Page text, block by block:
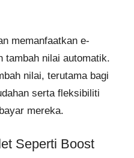
memanfaatkan e-
tambah nilai automatik.
nilai, terutama bagi
serta fleksibiliti
mereka.
Seperti Boost